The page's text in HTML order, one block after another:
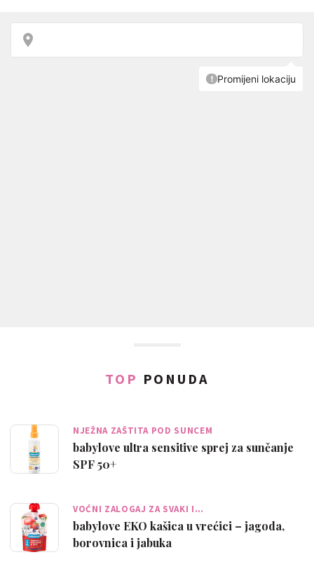
TOP PONUDA
NJEŽNA ZAŠTITA POD SUNCEM
babylove ultra sensitive sprej za sunčanje
SPF 50+
VOĆNI ZALOGAJ ZA SVAKI I…
babylove EKO kašica u vrećici – jagoda,
borovnica i jabuka